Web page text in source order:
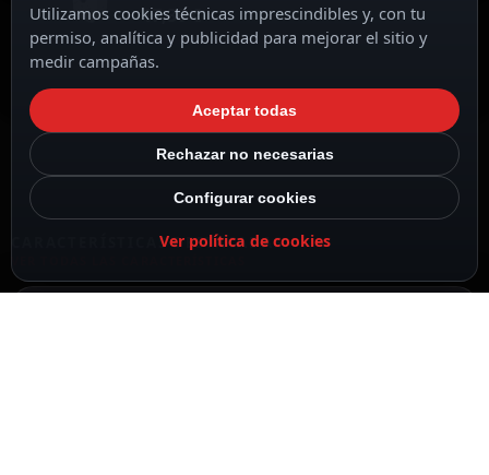
17,30€
CARACTERÍSTICAS DESTACADAS
Utilizamos cookies técnicas imprescindibles y, con tu
permiso, analítica y publicidad para mejorar el sitio y
medir campañas.
Aceptar todas
Rechazar no necesarias
Configurar cookies
Ver política de cookies